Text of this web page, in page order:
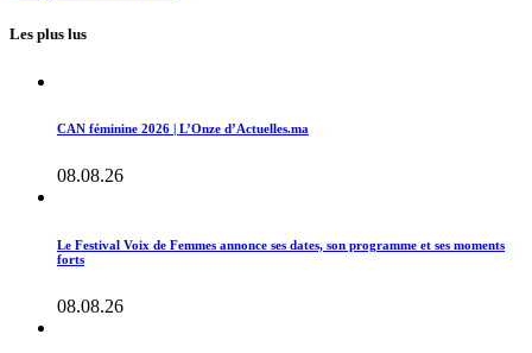
Les plus lus
CAN féminine 2026 | L’Onze d’Actuelles.ma
08.08.26
Le Festival Voix de Femmes annonce ses dates, son programme et ses moments
forts
08.08.26